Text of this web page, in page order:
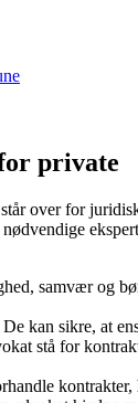
private
over for
samvær og
kan sikre, at
stå for